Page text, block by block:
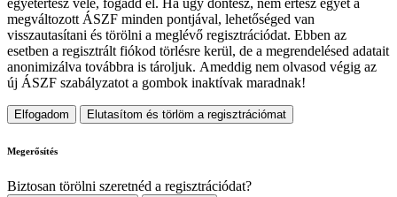
megváltozott ÁSZF minden pontjával, lehetőséged van
visszautasítani és törölni a meglévő regisztrációdat. Ebben az
esetben a regisztrált fiókod törlésre kerül, de a megrendelésed adatait
anonimizálva továbbra is tároljuk. Ameddig nem olvasod végig az
új ÁSZF szabályzatot a gombok inaktívak maradnak!
Elfogadom Elutasítom és törlöm a regisztrációmat
Megerősítés
Biztosan törölni szeretnéd a regisztrációdat?